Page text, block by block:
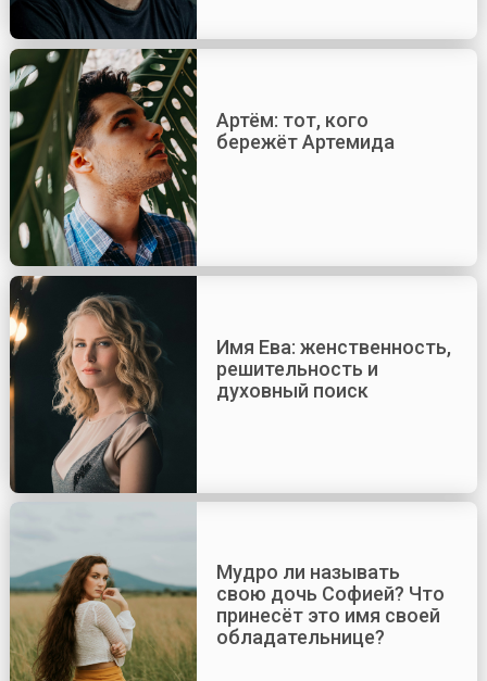
Артём: тот, кого
бережёт Артемида
Имя Ева: женственность,
решительность и
духовный поиск
Мудро ли называть
свою дочь Софией? Что
принесёт это имя своей
обладательнице?